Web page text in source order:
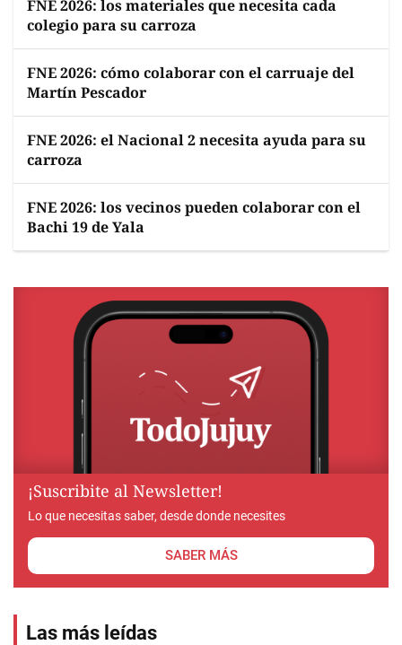
FNE 2026: los materiales que necesita cada
colegio para su carroza
FNE 2026: cómo colaborar con el carruaje del
Martín Pescador
FNE 2026: el Nacional 2 necesita ayuda para su
carroza
FNE 2026: los vecinos pueden colaborar con el
Bachi 19 de Yala
¡Suscribite al Newsletter!
Lo que necesitas saber, desde donde necesites
SABER MÁS
Las más leídas